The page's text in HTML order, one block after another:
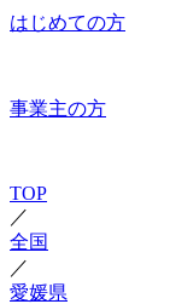
はじめての方
事業主の方
TOP
／
全国
／
愛媛県